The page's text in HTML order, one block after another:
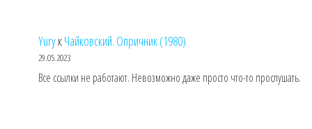
YuryкЧайковский. Опричник (1980)
29.05.2023
Все ссылки не работают. Невозможно даже просто что-то прослушать.